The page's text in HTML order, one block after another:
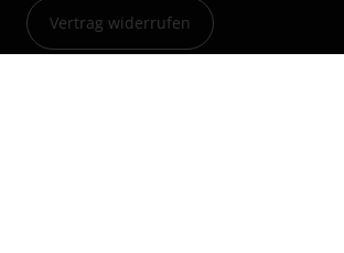
Vertrag widerrufen